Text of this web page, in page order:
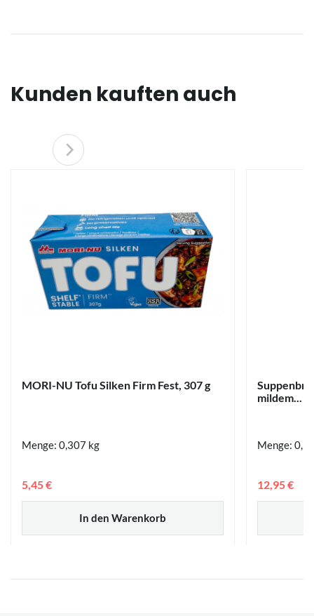
Kunden kauften auch
MORI-NU Tofu Silken Firm Fest, 307 g
Menge: 0,307 kg
In den Warenkorb
5,45 €
mildem...
Menge:
12,95 €